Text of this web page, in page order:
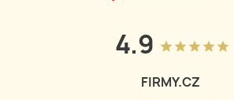
4.9 grade grade grade grade grade
FIRMY.CZ